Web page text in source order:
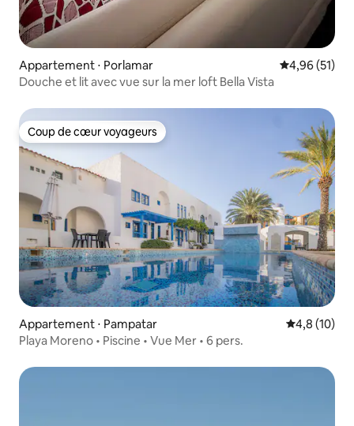
Appartement ⋅ Porlamar Évaluation
4,96 (51)
Douche et lit avec vue sur la mer loft Bella Vista
Coup de cœur voyageurs
Coup de cœur voyageurs
Appartement ⋅ Pampatar Évaluation
4,8 (10)
Playa Moreno • Piscine • Vue Mer • 6 pers.